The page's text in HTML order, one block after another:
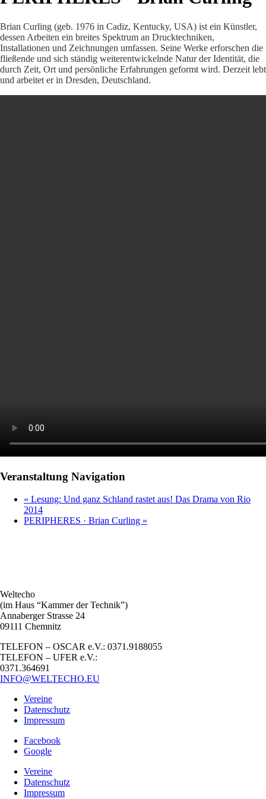
Brian Curling (geb. 1976 in Cadiz, Kentucky, USA) ist ein Künstler,
dessen Arbeiten ein breites Spektrum an Drucktechniken,
Installationen und Zeichnungen umfassen. Seine Werke erforschen die
fließende und sich ständig weiterentwickelnde Natur der Identität, die
durch Zeit, Ort und persönliche Erfahrungen geformt wird. Derzeit lebt
und arbeitet er in Dresden, Deutschland.
Veranstaltung Navigation
« Lesung: Und ganz Schland rastet aus! Das Drama von Rio
2014
PERIPHERES · Brian Curling »
Weltecho
(im Haus “Kammer der Technik”)
Annaberger Strasse 24
09111 Chemnitz
TELEFON – OSCAR e.V.: 0371.9188055
TELEFON – UFER e.V.:
0371.364691
INFO@WELTECHO.EU
Vereine
Datenschutz
Impressum
Facebook
Google
Vereine
Datenschutz
Impressum